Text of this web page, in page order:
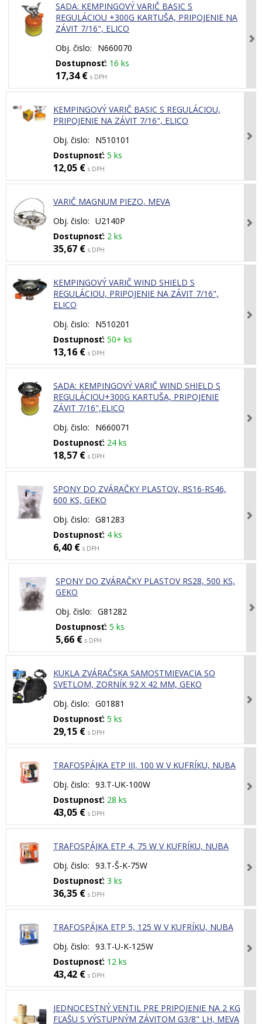
SADA: KEMPINGOVÝ VARIČ BASIC S
REGULÁCIOU +300G KARTUŠA, PRIPOJENIE NA
ZÁVIT 7/16", ELICO
Obj. čislo:
N660070
Dostupnosť: 16 ks
17,34 € s DPH
KEMPINGOVÝ VARIČ BASIC S REGULÁCIOU,
PRIPOJENIE NA ZÁVIT 7/16", ELICO
Obj. čislo:
N510101
Dostupnosť: 5 ks
12,05 € s DPH
VARIČ MAGNUM PIEZO, MEVA
Obj. čislo: U2140P
Dostupnosť: 2 ks
35,67 € s DPH
KEMPINGOVÝ VARIČ WIND SHIELD S
REGULÁCIOU, PRIPOJENIE NA ZÁVIT 7/16",
ELICO
Obj. čislo:
N510201
Dostupnosť: 50+ ks
13,16 € s DPH
SADA: KEMPINGOVÝ VARIČ WIND SHIELD S
REGULÁCIOU+300G KARTUŠA, PRIPOJENIE
ZÁVIT 7/16",ELICO
Obj. čislo:
N660071
Dostupnosť: 24 ks
18,57 € s DPH
SPONY DO ZVÁRAČKY PLASTOV, RS16-RS46,
600 KS, GEKO
Obj. čislo: G81283
Dostupnosť: 4 ks
6,40 € s DPH
SPONY DO ZVÁRAČKY PLASTOV RS28, 500 KS,
GEKO
Obj. čislo: G81282
Dostupnosť: 5 ks
5,66 € s DPH
KUKLA ZVÁRAČSKA SAMOSTMIEVACIA SO
SVETLOM, ZORNÍK 92 X 42 MM, GEKO
Obj. čislo: G01881
Dostupnosť: 5 ks
29,15 € s DPH
TRAFOSPÁJKA ETP III, 100 W V KUFRÍKU, NUBA
Obj. čislo: 93.T-UK-100W
Dostupnosť: 28 ks
43,05 € s DPH
TRAFOSPÁJKA ETP 4, 75 W V KUFRÍKU, NUBA
Obj. čislo: 93.T-Š-K-75W
Dostupnosť: 3 ks
36,35 € s DPH
TRAFOSPÁJKA ETP 5, 125 W V KUFRÍKU, NUBA
Obj. čislo: 93.T-U-K-125W
Dostupnosť: 12 ks
43,42 € s DPH
JEDNOCESTNÝ VENTIL PRE PRIPOJENIE NA 2 KG
FĽAŠU S VÝSTUPNÝM ZÁVITOM G3/8" LH, MEVA